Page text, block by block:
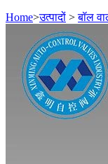
Home>उत्पादों > बॉल